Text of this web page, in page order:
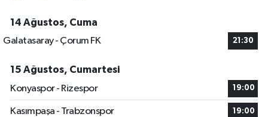
14 Ağustos, Cuma
Galatasaray - Çorum FK
21:30
15 Ağustos, Cumartesi
Konyaspor - Rizespor
19:00
Kasımpaşa - Trabzonspor 19:00